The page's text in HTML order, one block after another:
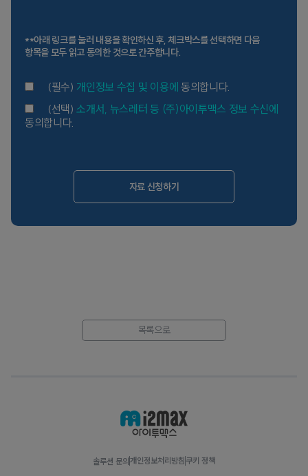
**아래 링크를 눌러 내용을 확인하신 후, 체크박스를 선택하면 다음
항목을 모두 읽고 동의한 것으로 간주합니다.
(필수) 개인정보 수집 및 이용에 동의합니다.
(선택)소개서, 뉴스레터 등 (주)아이투맥스 정보 수신에
동의합니다.
자료 신청하기
목록으로
솔루션 문의 개인정보처리방침 쿠키 정책